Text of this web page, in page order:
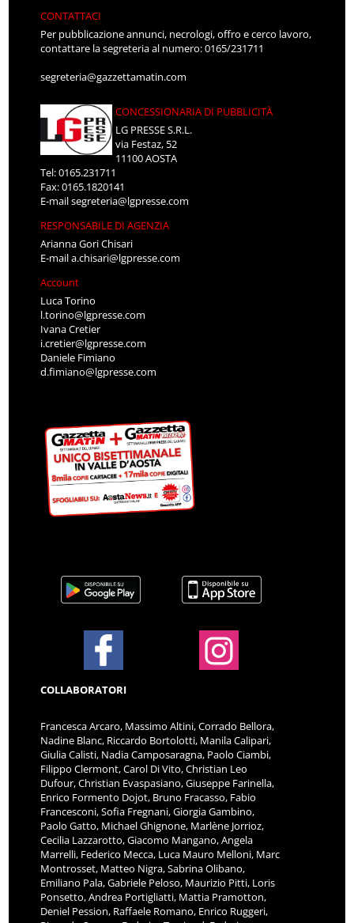
CONTATTACI
Per pubblicazione annunci, necrologi, offro e cerco lavoro,
contattare la segreteria al numero: 0165/231711
segreteria@gazzettamatin.com
CONCESSIONARIA DI PUBBLICITÀ
LG PRESSE S.R.L.
via Festaz, 52
11100 AOSTA
Tel: 0165.231711
Fax: 0165.1820141
E-mailsegreteria@lgpresse.com
RESPONSABILE DI AGENZIA
Arianna Gori Chisari
E-maila.chisari@lgpresse.com
Account
Luca Torino
l.torino@lgpresse.com
Ivana Cretier
i.cretier@lgpresse.com
Daniele Fimiano
d.fimiano@lgpresse.com
COLLABORATORI
Francesca Arcaro, Massimo Altini, Corrado Bellora,
Nadine Blanc, Riccardo Bortolotti, Manila Calipari,
Giulia Calisti, Nadia Camposaragna, Paolo Ciambi,
Filippo Clermont, Carol Di Vito, Christian Leo
Dufour, Christian Evaspasiano, Giuseppe Farinella,
Enrico Formento Dojot, Bruno Fracasso, Fabio
Francesconi, Sofia Fregnani, Giorgia Gambino,
Paolo Gatto, Michael Ghignone, Marlène Jorrioz,
Cecilia Lazzarotto, Giacomo Mangano, Angela
Marrelli, Federico Mecca, Luca Mauro Melloni, Marc
Montrosset, Matteo Nigra, Sabrina Olibano,
Emiliano Pala, Gabriele Peloso, Maurizio Pitti, Loris
Ponsetto, Andrea Portigliatti, Mattia Pramotton,
Deniel Pession, Raffaele Romano, Enrico Ruggeri,